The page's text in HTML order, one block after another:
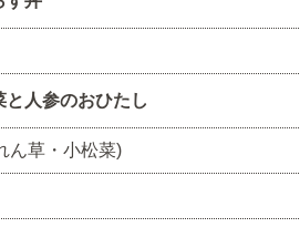
と人参のおひたし
ん草・小松菜)